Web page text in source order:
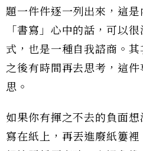
題一件件逐一列出來，這是
「書寫」心中的話，可以
式，也是一種自我諮商。
之後有時間再去思考，這
思。
如果你有揮之不去的負面
寫在紙上，再丟進廢紙簍